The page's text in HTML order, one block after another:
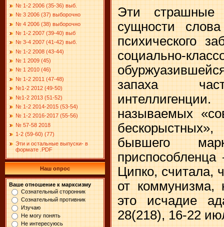
№ 1-2 2006 (35-36) выб.
№ 3 2006 (37) выборочно
№ 4 2006 (38) выборочно
№ 1-2 2007 (39-40) выб
№ 3-4 2007 (41-42) выб.
№ 1-2 2008 (43-44)
№ 1 2009 (45)
№ 1 2010 (46)
№ 1-2 2011 (47-48)
№1-2 2012 (49-50)
№1-2 2013 (51-52)
№ 1-2 2014-2015 (53-54)
№ 1-2 2016-2017 (55-56)
№ 57-58 2018
1-2 (59-60) (77)
Эти и остальные выпуски- в
формате .PDF
Наш опрос
Ваше отношение к марксизму
Сознательный сторонник
Сознательный противник
Изучаю
Не могу понять
Не интересуюсь
Эти страшные
сущности
психического
социально-
запаха
называемых
бывшего
Ципко, считала,
от коммунизма,
это исчадие
28(218), 16-22